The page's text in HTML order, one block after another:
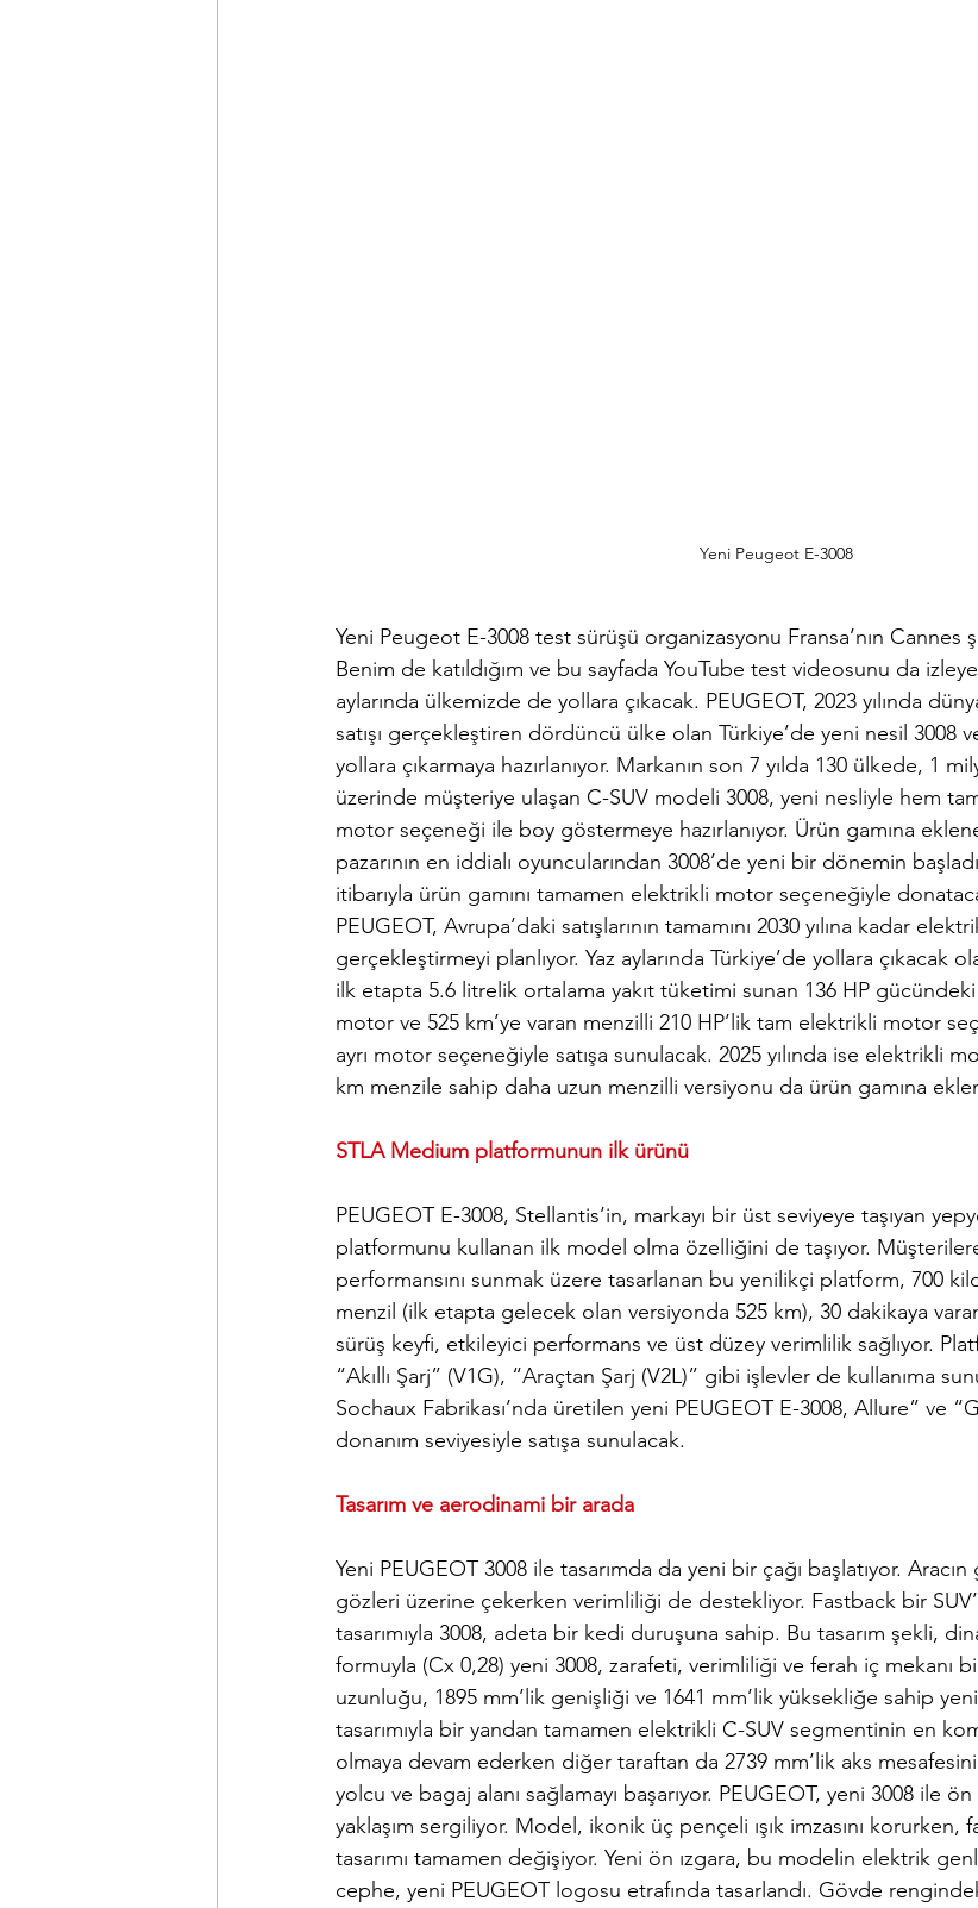
Yeni Peugeot E-3008
Yeni Peugeot E-3008 test sürüşü organizasyonu Fransa’nın Cannes
Benim de katıldığım ve bu sayfada YouTube test videosunu da
aylarında ülkemizde de yollara çıkacak. PEUGEOT, 2023 yılında
satışı gerçekleştiren dördüncü ülke olan Türkiye’de yeni nesil 3008
yollara çıkarmaya hazırlanıyor. Markanın son 7 yılda 130 ülkede, 1
üzerinde müşteriye ulaşan C-SUV modeli 3008, yeni nesliyle hem
motor seçeneği ile boy göstermeye hazırlanıyor. Ürün gamına
pazarının en iddialı oyuncularından 3008’de yeni bir dönemin
itibarıyla ürün gamını tamamen elektrikli motor seçeneğiyle
PEUGEOT, Avrupa’daki satışlarının tamamını 2030 yılına kadar
gerçekleştirmeyi planlıyor. Yaz aylarında Türkiye’de yollara çıkacak
ilk etapta 5.6 litrelik ortalama yakıt tüketimi sunan 136 HP
motor ve 525 km’ye varan menzilli 210 HP’lik tam elektrikli motor
ayrı motor seçeneğiyle satışa sunulacak. 2025 yılında ise elektrikli
km menzile sahip daha uzun menzilli versiyonu da ürün gamına
STLA Medium platformunun ilk ürünü
PEUGEOT E-3008, Stellantis’in, markayı bir üst seviyeye taşıyan
platformunu kullanan ilk model olma özelliğini de taşıyor. Müşterilere
performansını sunmak üzere tasarlanan bu yenilikçi platform, 700
menzil (ilk etapta gelecek olan versiyonda 525 km), 30 dakikaya
sürüş keyfi, etkileyici performans ve üst düzey verimlilik sağlıyor.
“Akıllı Şarj” (V1G), “Araçtan Şarj (V2L)” gibi işlevler de kullanıma
Sochaux Fabrikası’nda üretilen yeni PEUGEOT E-3008, Allure” ve
donanım seviyesiyle satışa sunulacak.
Tasarım ve aerodinami bir arada
Yeni PEUGEOT 3008 ile tasarımda da yeni bir çağı başlatıyor. Aracın
gözleri üzerine çekerken verimliliği de destekliyor. Fastback bir
tasarımıyla 3008, adeta bir kedi duruşuna sahip. Bu tasarım şekli,
formuyla (Cx 0,28) yeni 3008, zarafeti, verimliliği ve ferah iç mekanı
uzunluğu, 1895 mm’lik genişliği ve 1641 mm’lik yüksekliğe sahip
tasarımıyla bir yandan tamamen elektrikli C-SUV segmentinin en
olmaya devam ederken diğer taraftan da 2739 mm’lik aks
yolcu ve bagaj alanı sağlamayı başarıyor. PEUGEOT, yeni 3008 ile
yaklaşım sergiliyor. Model, ikonik üç pençeli ışık imzasını korurken,
tasarımı tamamen değişiyor. Yeni ön ızgara, bu modelin elektrik
cephe, yeni PEUGEOT logosu etrafında tasarlandı. Gövde